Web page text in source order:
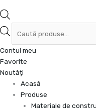
Contul meu
Favorite
Noutăți
Acasă
Produse
Materiale de